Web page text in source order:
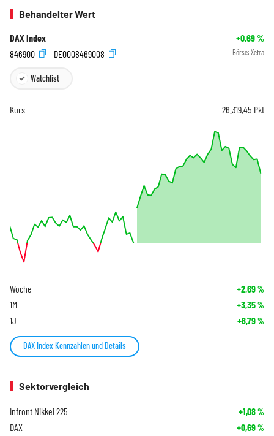
Behandelter Wert
DAX Index +0,69%
846900
DE0008469008 Börse: Xetra
Watchlist
Kurs 26.319,45 Pkt
Woche +2,69%
1M +3,35%
1J +8,79%
DAX Index Kennzahlen und Details
Sektorvergleich
Infront Nikkei 225 +1,08%
DAX +0,69%